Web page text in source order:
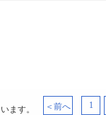
ます。 ＜前へ 1